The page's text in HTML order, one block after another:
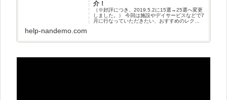
介！
（※好評につき、2019.5.2に15選→25選へ変更
しました。） 今回は施設やデイサービスなどで7
月に行なっていただきたい、おすすめのレクリ
help-nandemo.com